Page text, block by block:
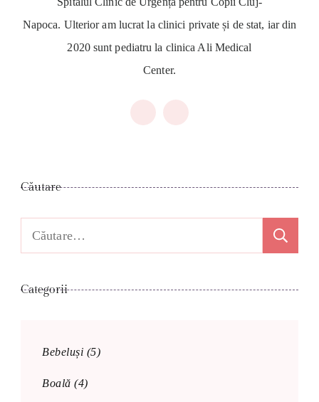
Napoca. Ulterior am lucrat la clinici private și de stat, iar din
2020 sunt pediatru la clinica Ali Medical
Center.
Căutare
Caută
după:
Categorii
Bebeluși (5)
Boală (4)